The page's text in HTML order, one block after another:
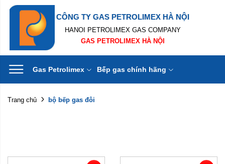
CÔNG TY GAS PETROLIMEX HÀ NỘI
HANOI PETROLIMEX GAS COMPANY
GAS PETROLIMEX HÀ NỘI
Gas Petrolimex Bếp gas chính hãng
Trang chủ bộ bếp gas đôi